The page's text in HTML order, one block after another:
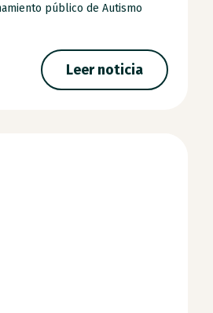
público de Autismo
Leer noticia